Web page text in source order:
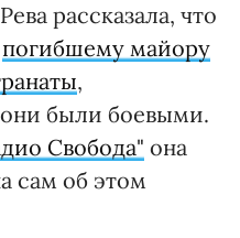
рассказала, что
погибшему майору
,
были боевыми.
Свобода" она
сам об этом